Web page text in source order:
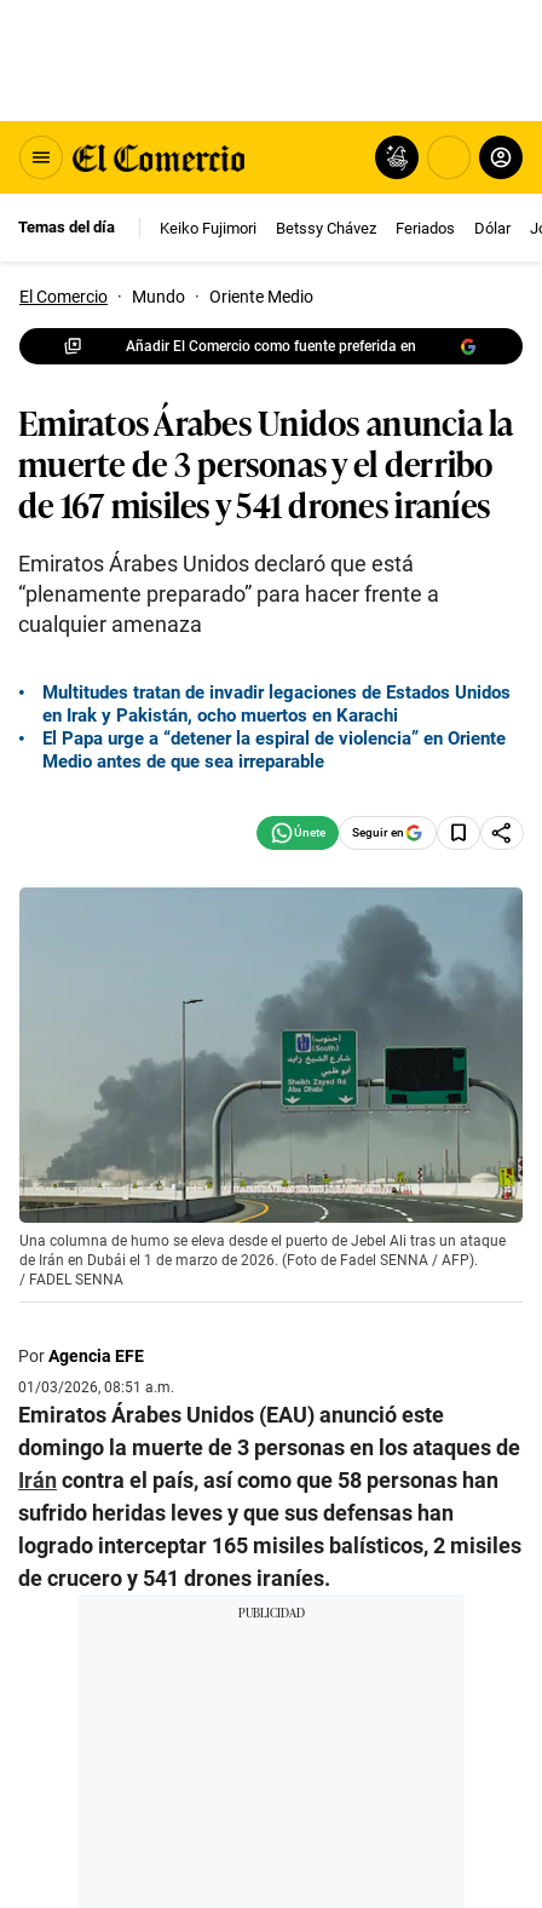
Temas del día Keiko Fujimori Betssy Chávez Feriados Dólar
El Comercio · Mundo · Oriente Medio
Añadir El Comercio como fuente preferida en
Emiratos Árabes Unidos anuncia la
muerte de 3 personas y el derribo
de 167 misiles y 541 drones iraníes
Emiratos Árabes Unidos declaró que está
“plenamente preparado” para hacer frente a
cualquier amenaza
Multitudes tratan de invadir legaciones de Estados Unidos
en Irak y Pakistán, ocho muertos en Karachi
El Papa urge a “detener la espiral de violencia” en Oriente
Medio antes de que sea irreparable
Seguir en
Una columna de humo se eleva desde el puerto de Jebel Ali tras un ataque
de Irán en Dubái el 1 de marzo de 2026. (Foto de Fadel SENNA / AFP).
/ FADEL SENNA
PorAgencia EFE
01/03/2026, 08:51 a.m.
Emiratos Árabes Unidos (EAU) anunció este
domingo la muerte de 3 personas en los ataques de
Iráncontra el país, así como que 58 personas han
sufrido heridas leves y que sus defensas han
logrado interceptar 165 misiles balísticos, 2 misiles
de crucero y 541 drones iraníes.